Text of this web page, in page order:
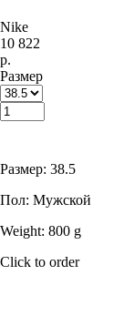
Nike
10 822
р.
Размер
Размер: 38.5
Пол: Мужской
Weight: 800 g
Click to order